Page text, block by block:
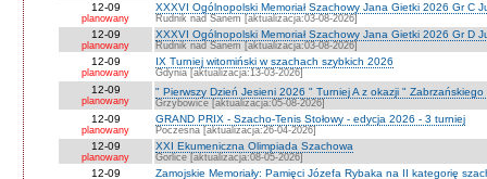
12-09
planowany
XXXVI Ogólnopolski Memoriał Szachowy Jana Gietki 2026 Gr C
Rudnik nad Sanem [aktualizacja:03-08-2026]
12-09
planowany
XXXVI Ogólnopolski Memoriał Szachowy Jana Gietki 2026 Gr D
Rudnik nad Sanem [aktualizacja:03-08-2026]
12-09
planowany
IX Turniej witomiński w szachach szybkich 2026
Gdynia [aktualizacja:13-03-2026]
12-09
planowany
" Pierwszy Dzień Jesieni 2026 " Turniej A z okazji " Zabrzańskiego
Grzybowice [aktualizacja:05-08-2026]
12-09
planowany
GRAND PRIX - Szacho-Tenis Stołowy - edycja 2026 - 3 turniej
Poczesna [aktualizacja:26-04-2026]
12-09
planowany
XXI Ekumeniczna Olimpiada Szachowa
Gorlice [aktualizacja:08-05-2026]
12-09 Zamojskie Memoriały: Pamięci Józefa Rybaka na II kategorię